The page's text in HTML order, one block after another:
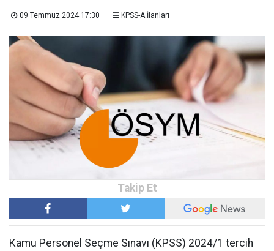
09 Temmuz 2024 17:30 KPSS-A İlanları
Kamu Personel Seçme Sınavı (KPSS) 2024/1 tercih